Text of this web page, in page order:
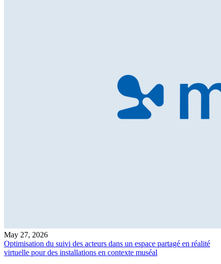
May 27, 2026
Optimisation du suivi des acteurs dans un espace partagé en réalité
virtuelle pour des installations en contexte muséal